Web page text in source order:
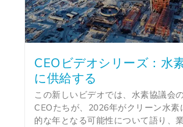
CEOビデオシリーズ：水
に供給する
この新しいビデオでは、水素協議会
CEOたちが、2026年がクリーン水素
的な年となる可能性について語り、